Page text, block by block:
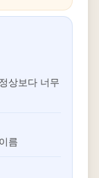
상보다 너무
름